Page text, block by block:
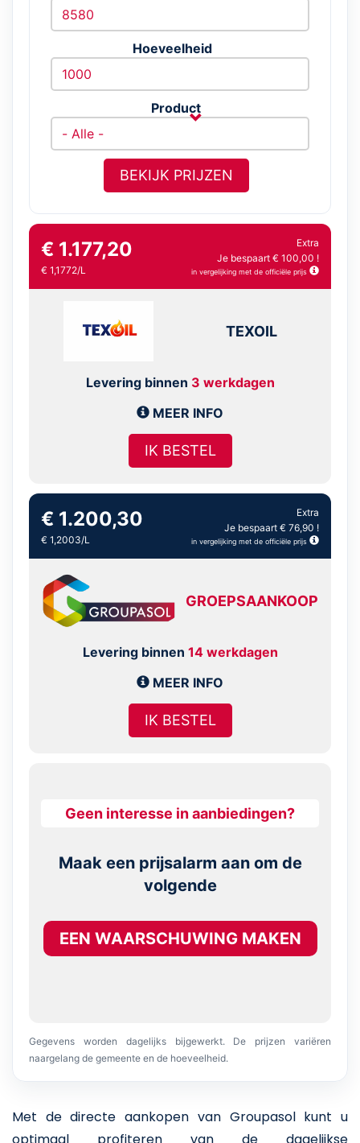
Hoeveelheid
Product
BEKIJK PRIJZEN
€ 1.177,20
€ 1,1772/L
Extra
Je bespaart € 100,00 !
in vergelijking met de officiële prijs
TEXOIL
Levering binnen 3 werkdagen
MEER INFO
IK BESTEL
€ 1.200,30
€ 1,2003/L
Extra
Je bespaart € 76,90 !
in vergelijking met de officiële prijs
GROEPSAANKOOP
Levering binnen 14 werkdagen
MEER INFO
IK BESTEL
Geen interesse in aanbiedingen?
Maak een prijsalarm aan om de
volgende
EEN WAARSCHUWING MAKEN
Gegevens worden dagelijks bijgewerkt. De prijzen variëren
naargelang de gemeente en de hoeveelheid.
Met de directe aankopen van Groupasol kunt u
optimaal profiteren van de dagelijkse